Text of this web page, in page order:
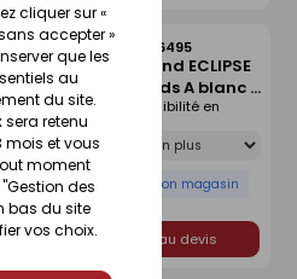
cliquer sur «
accepter »
que les
au
du site.
sera retenu
mois et vous
moment
des
bas du site
vos choix.
Dalle de plafond ECLIPSE
rectangle bords A blanc -
1760x1160x40mm
Référence : 30276495
Déclinaison
Disponibilité selon magasin
Voir prix et disponibilité en
magasin
Ajouter au devis
Enregistrer
comme